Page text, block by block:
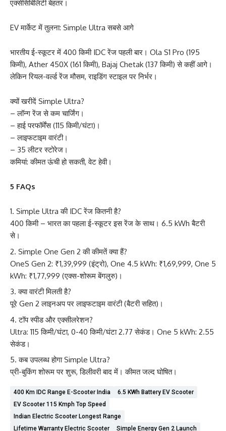
एक्सेसिबिलिटी बेहतर।
EV मार्केट में तुलना: Simple Ultra सबसे आगे
भारतीय ई-स्कूटर में 400 किमी IDC रेंज पहली बार। Ola S1 Pro (195
किमी), Ather 450X (161 किमी), Bajaj Chetak (137 किमी) से कहीं आगे।
लेकिन रियल-वर्ल्ड रेंज मौसम, राइडिंग स्टाइल पर निर्भर।
क्यों खरीदें Simple Ultra?
– लॉन्ग रेंज से कम चार्जिंग।
– हाई परफॉर्मेंस (115 किमी/घंटा)।
– लाइफटाइम वारंटी।
– 35 लीटर स्टोरेज।
कमियां: कीमत ऊंची हो सकती, वेट हेवी।
5 FAQs
Simple Ultra की IDC रेंज कितनी है?
400 किमी – भारत का पहला ई-स्कूटर इस रेंज के साथ। 6.5 kWh बैटरी
से।
Simple One Gen 2 की कीमतें क्या हैं?
OneS Gen 2: ₹1,39,999 (इंट्रो), One 4.5 kWh: ₹1,69,999, One 5
kWh: ₹1,77,999 (एक्स-शोरूम बेंगलुरु)।
क्या वारंटी मिलती है?
पूरे Gen 2 लाइनअप पर लाइफटाइम वारंटी (बैटरी सहित)।
टॉप स्पीड और एक्सीलरेशन?
Ultra: 115 किमी/घंटा, 0-40 किमी/घंटा 2.77 सेकंड। One 5 kWh: 2.55
सेकंड।
कब उपलब्ध होगा Simple Ultra?
प्री-बुकिंग शोरूम पर शुरू, डिलीवरी बाद में। कीमत जल्द घोषित।
400 Km IDC Range E-Scooter India
6.5 KWh Battery EV Scooter
EV Scooter 115 Kmph Top Speed
Indian Electric Scooter Longest Range
Lifetime Warranty Electric Scooter
Simple Energy Gen 2 Launch